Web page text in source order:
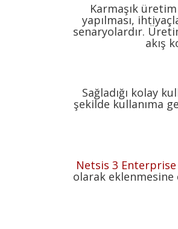
Karmaşık
yapılması,
senaryolardır.
akış
Sağladığı kolay
şekilde kullanıma
Netsis 3 Enterprise
olarak eklenmesine